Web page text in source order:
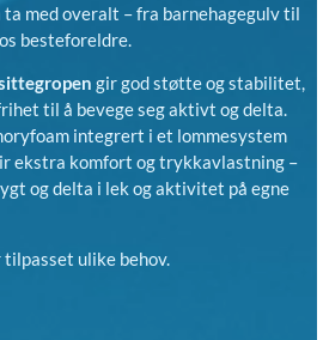
ta med overalt – fra barnehagegulv til
besteforeldre.
gir god støtte og stabilitet,
til å bevege seg aktivt og delta.
integrert i et lommesystem
ekstra komfort og trykkavlastning –
og delta i lek og aktivitet på egne
ulike behov.